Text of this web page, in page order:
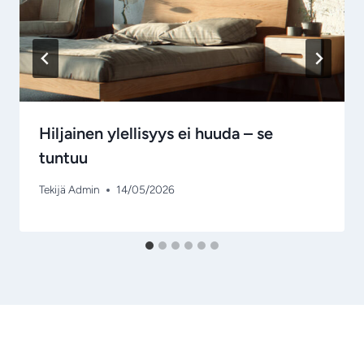
Hiljainen ylellisyys ei huuda – se
tuntuu
Tekijä Admin 14/05/2026